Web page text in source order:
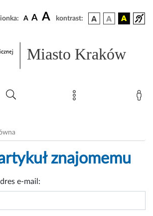
A A A kontrast:
Miasto Kraków
znajomemu
e-mail: